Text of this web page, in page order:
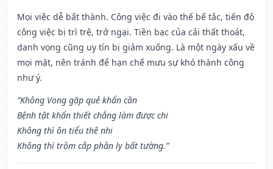
Mọi việc dễ bất thành. Công việc đi vào thế bế tắc, tiến độ
công việc bị trì trệ, trở ngại. Tiền bạc của cải thất thoát,
danh vọng cũng uy tín bị giảm xuống. Là một ngày xấu về
mọi mặt, nên tránh để hạn chế mưu sự khó thành công
như ý.
“Không Vong gặp quẻ khẩn cần
Bệnh tật khẩn thiết chẳng làm được chi
Không thì ôn tiểu thê nhi
Không thì trộm cắp phân ly bất tường.”